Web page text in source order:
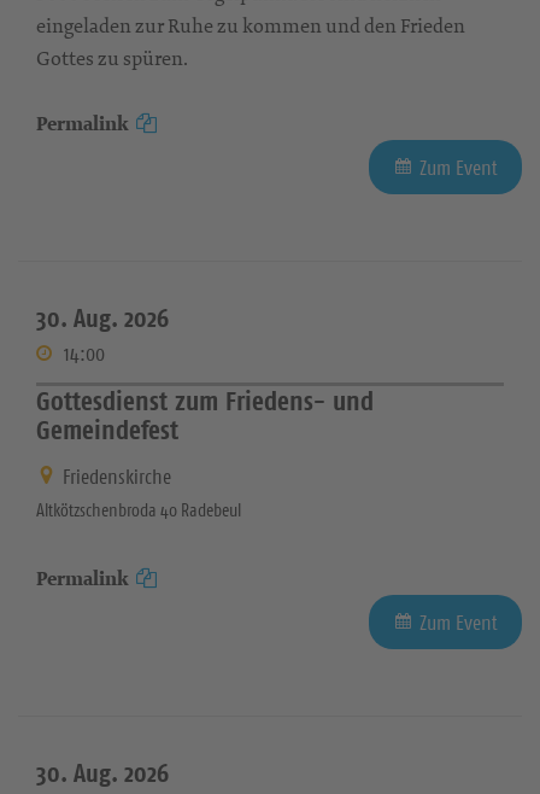
eingeladen zur Ruhe zu kommen und den Frieden
Gottes zu spüren.
Permalink
Zum Event
30. Aug. 2026
14:00
Gottesdienst zum Friedens- und
Gemeindefest
Friedenskirche
Altkötzschenbroda 40 Radebeul
Permalink
Zum Event
30. Aug. 2026